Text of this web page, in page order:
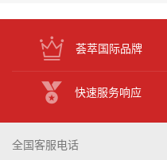
荟萃国际品牌
快速服务响应
全国客服电话